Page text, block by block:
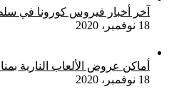
آخر أخبار فيروس كورونا في
18 نوفمبر، 2020
أماكن عروض الألعاب النارية
18 نوفمبر، 2020